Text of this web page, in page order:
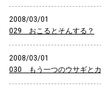
2008/03/01
029 おこるとそんする？
2008/03/01
030 もう一つのウサギと